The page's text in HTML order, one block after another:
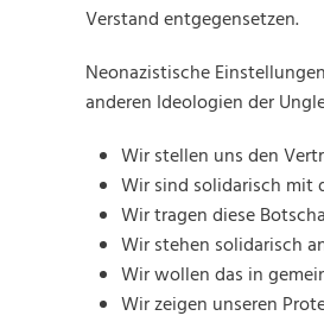
Verstand entgegensetzen.
Neonazistische
anderen Ideologien der
Wir stellen uns den
Wir sind solidarisch mit
Wir tragen diese
Wir stehen solidarisch
Wir wollen das in
Wir zeigen unseren